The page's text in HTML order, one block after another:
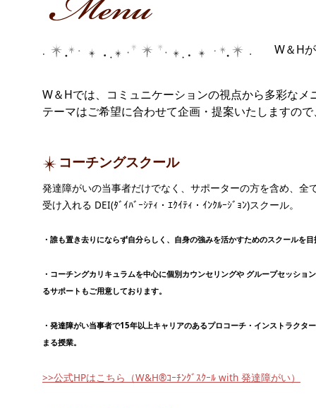
W＆H
W＆Hでは、コミュニケーションの視点から多彩な
テーマはご希望に合わせて企画・提案いたしますの
コーチングスクール
発達障がいの当事者だけでなく、サポーターの方を含め、全
受け入れる DEI(ﾀﾞｲﾊﾞｰｼﾃｨ・ｴｸｲﾃｨ・ｲﾝｸﾙｰｼﾞｮﾝ)スクール。
・誰も置き去りにならず自分らしく、自身の強みを活かすためのスクールを
・コーチングカリキュラムを中心に個別カウンセリングや グループセッショ
るサポートもご用意しております。
・発達障がい当事者で15年以上キャリアのあるプロコーチ・インストラクタ
まる授業。
>>公式HPはこちら（W&H®ｺｰﾁﾝｸﾞｽｸｰﾙ with 発達障がい）